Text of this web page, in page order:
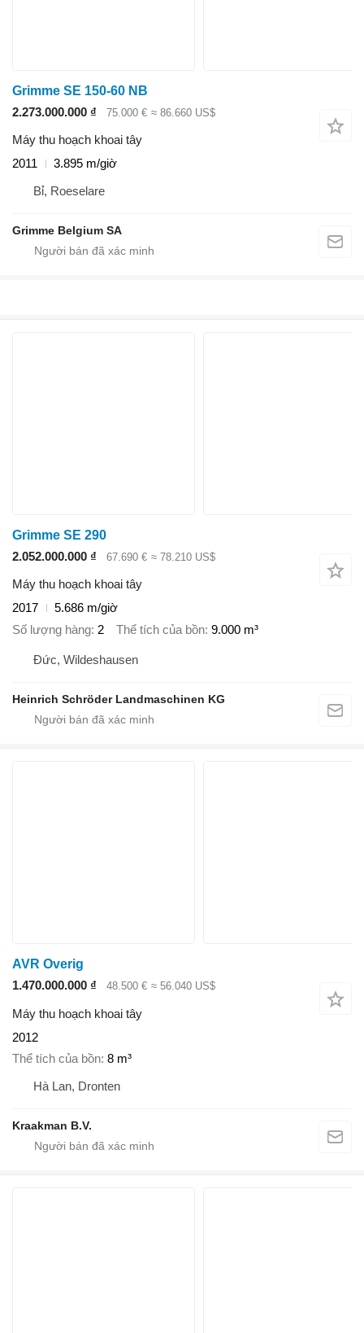
Grimme SE 150-60 NB
2.273.000.000 ₫
75.000 € ≈ 86.660 US$
Máy thu hoạch khoai tây
2011
3.895 m/giờ
Bỉ, Roeselare
Grimme Belgium SA
Grimme SE 290
2.052.000.000 ₫
67.690 € ≈ 78.210 US$
Máy thu hoạch khoai tây
2017
5.686 m/giờ
Số lượng hàng 2 Thể tích của bồn 9.000 m³
Đức, Wildeshausen
Heinrich Schröder Landmaschinen KG
AVR Overig
1.470.000.000 ₫
48.500 € ≈ 56.040 US$
Máy thu hoạch khoai tây
2012
Thể tích của bồn 8 m³
Hà Lan, Dronten
Kraakman B.V.